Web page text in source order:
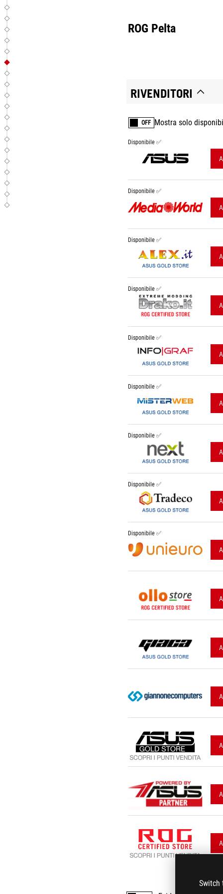
Switch
ROG Pelta
RIVENDITORI
OFF Mostra solo
Disponibile ✅
Disponibile ✅
Disponibile ✅
Disponibile ✅
Disponibile ✅
Disponibile ✅
Disponibile ✅
Disponibile ✅
Disponibile ✅